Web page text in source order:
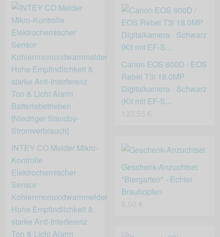
INTEY CO Melder Mikro-
Kontrolle
Elektrochemischer
Sensor
Kohlenmonoxidwarnmelder
Hohe Empfindlichkeit &
starke Anti-Interferenz
Ton & Licht Alarm
Canon EOS 600D / EOS
Rebel T3i 18.0MP
Digitalkamera - Schwarz
(Kit mit EF-S...
Geschenk-Anzuchtset
"Biergarten" - Echter
Brauhopfen